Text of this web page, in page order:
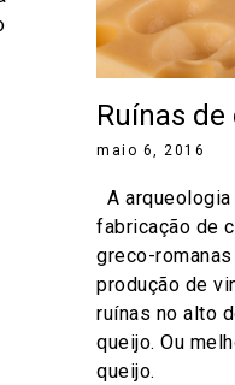
Ruínas
maio 6, 2016
A
fabricação de
greco-
produção de
ruínas no alto
queijo. Ou
queijo.